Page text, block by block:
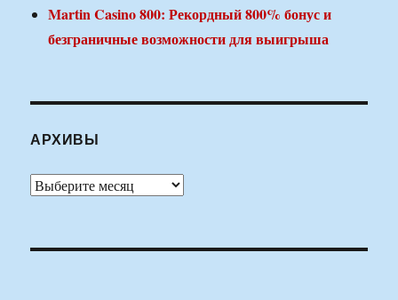
Martin Casino 800: Рекордный 800% бонус и
безграничные возможности для выигрыша
АРХИВЫ
Архивы